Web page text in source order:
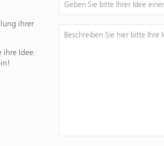
ihrer
ihre Idee.